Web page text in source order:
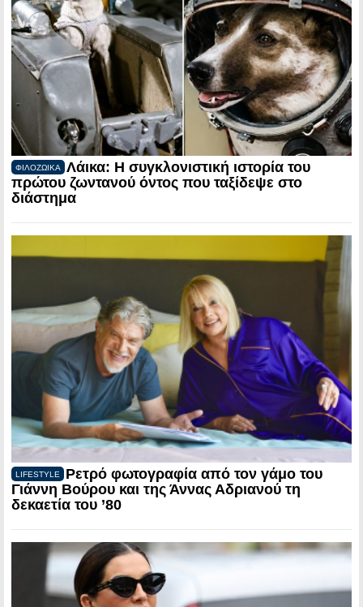
ΦΙΛΟΖΩΙΚΑ
Λάικα: Η συγκλονιστική ιστορία του
πρώτου ζωντανού όντος που ταξίδεψε στο
διάστημα
LIFESTYLE
Ρετρό φωτογραφία από τον γάμο του
Γιάννη Βούρου και της Άννας Αδριανού τη
δεκαετία του ’80